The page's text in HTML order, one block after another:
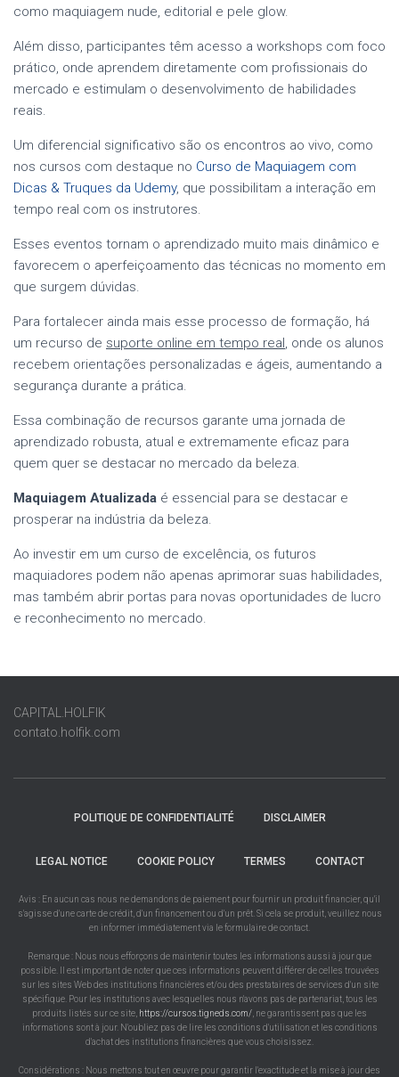
como maquiagem nude, editorial e pele glow.
Além disso, participantes têm acesso a workshops com foco
prático, onde aprendem diretamente com profissionais do
mercado e estimulam o desenvolvimento de habilidades
reais.
Um diferencial significativo são os encontros ao vivo, como
nos cursos com destaque no Curso de Maquiagem com
Dicas & Truques da Udemy, que possibilitam a interação em
tempo real com os instrutores.
Esses eventos tornam o aprendizado muito mais dinâmico e
favorecem o aperfeiçoamento das técnicas no momento em
que surgem dúvidas.
Para fortalecer ainda mais esse processo de formação, há
um recurso de suporte online em tempo real, onde os alunos
recebem orientações personalizadas e ágeis, aumentando a
segurança durante a prática.
Essa combinação de recursos garante uma jornada de
aprendizado robusta, atual e extremamente eficaz para
quem quer se destacar no mercado da beleza.
Maquiagem Atualizada é essencial para se destacar e
prosperar na indústria da beleza.
Ao investir em um curso de excelência, os futuros
maquiadores podem não apenas aprimorar suas habilidades,
mas também abrir portas para novas oportunidades de lucro
e reconhecimento no mercado.
CAPITAL.HOLFIK
contato.holfik.com
POLITIQUE DE CONFIDENTIALITÉ DISCLAIMER
LEGAL NOTICE COOKIE POLICY TERMES CONTACT
Avis : En aucun cas nous ne demandons de paiement pour fournir un produit financier, qu'il
s'agisse d'une carte de crédit, d'un financement ou d'un prêt. Si cela se produit, veuillez nous
en informer immédiatement via le formulaire de contact.
Remarque : Nous nous efforçons de maintenir toutes les informations aussi à jour que
possible. Il est important de noter que ces informations peuvent différer de celles trouvées
sur les sites Web des institutions financières et/ou des prestataires de services d'un site
spécifique. Pour les institutions avec lesquelles nous n'avons pas de partenariat, tous les
produits listés sur ce site, https://cursos.tigneds.com/ , ne garantissent pas que les
informations sont à jour. N'oubliez pas de lire les conditions d'utilisation et les conditions
d'achat des institutions financières que vous choisissez.
Considérations : Nous mettons tout en œuvre pour garantir l'exactitude et la mise à jour des